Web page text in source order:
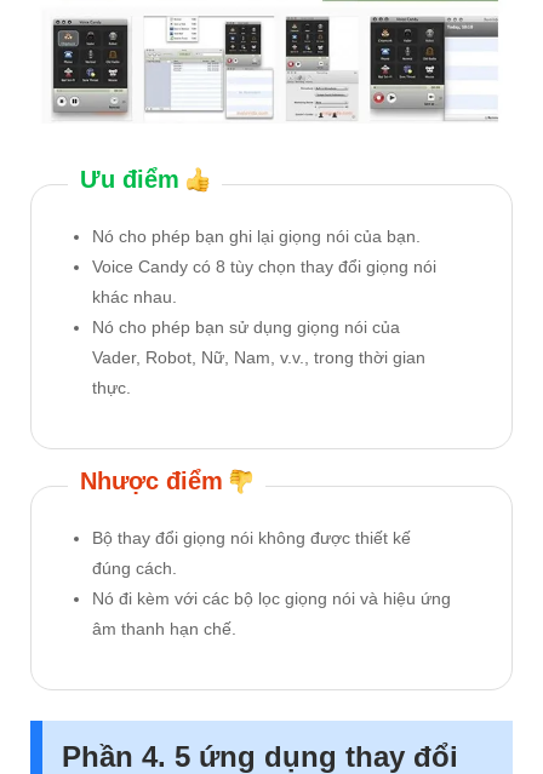
Ưu điểm
Nó cho phép bạn ghi lại giọng nói của bạn.
Voice Candy có 8 tùy chọn thay đổi giọng nói
khác nhau.
Nó cho phép bạn sử dụng giọng nói của
Vader, Robot, Nữ, Nam, v.v., trong thời gian
thực.
Nhược điểm
Bộ thay đổi giọng nói không được thiết kế
đúng cách.
Nó đi kèm với các bộ lọc giọng nói và hiệu ứng
âm thanh hạn chế.
Phần 4. 5 ứng dụng thay đổi